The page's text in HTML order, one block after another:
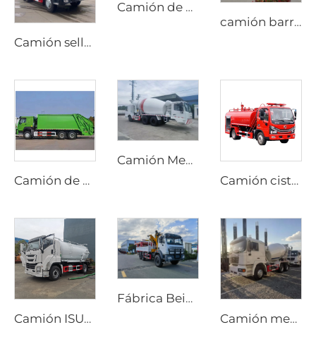
Camión sellador de grava sincrónico HOWO nuevo con transmisión manual y motor diésel, precio de fábrica
Camión de bomberos de alta presión con espuma Sinotruk HOWO 6X4, de alta calidad, nuevo y económico, con depósito de agua
camión barredor de nueva energía de alto rendimiento y duradero de 18T, barredora eléctrica pura para lavado y barrido
Camión de basura compactador HOWO 6*4 20cbm con sistema hidráulico PLC, carga trasera, para gestión de residuos
Camión Mezclador de Cemento Diesel Personalizado con Opciones de Transmisión Manual o Automática y Dirección Bidireccional para Producción en Túneles
Camión cisterna Dongfeng 4x2 Dorica diésel nuevo con transmisión manual, bomba de agua aérea, depósito de 4000 litros, máquina de rociado, rociador contra incendios
Camión ISUZU GIGA 4x2 con bomba de succión de alcantarillado y vacío, transmisión manual, depósito de 12000 litros para pozos sépticos
Fábrica Beiben Suministra Grúa para Camión de Transporte Especial Todo Terreno 4X4 6x6 Brazo Plegable Rígido
Camión mezclador de cemento móvil Shacman nuevo, tambor de 8m3 y 10m3, precio de camión mezclador de hormigón